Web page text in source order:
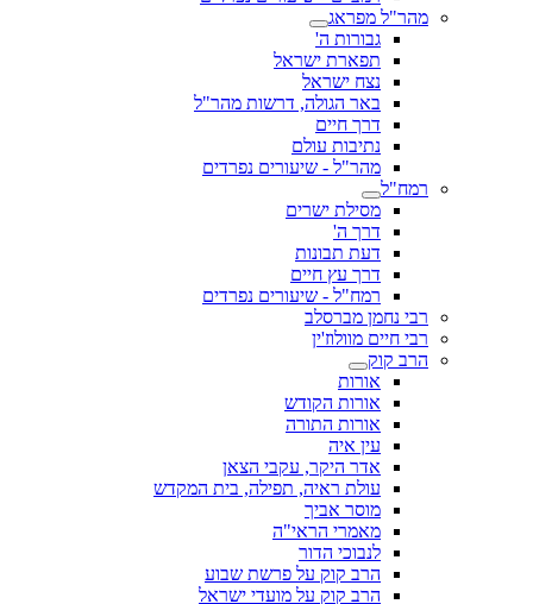
מהר"ל מפראג
גבורות ה'
תפארת ישראל
נצח ישראל
באר הגולה, דרשות מהר"ל
דרך חיים
נתיבות עולם
מהר"ל - שיעורים נפרדים
רמח"ל
מסילת ישרים
דרך ה'
דעת תבונות
דרך עץ חיים
רמח"ל - שיעורים נפרדים
רבי נחמן מברסלב
רבי חיים מוולוז'ין
הרב קוק
אורות
אורות הקודש
אורות התורה
עין איה
אדר היקר, עקבי הצאן
עולת ראיה, תפילה, בית המקדש
מוסר אביך
מאמרי הראי"ה
לנבוכי הדור
הרב קוק על פרשת שבוע
הרב קוק על מועדי ישראל